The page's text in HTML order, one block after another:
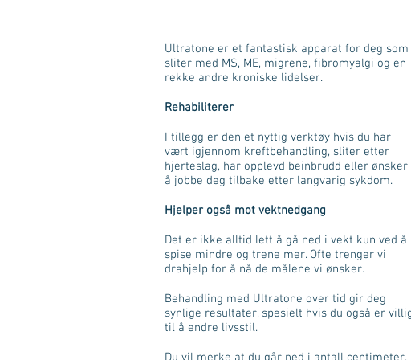
Ultratone er et fantastisk apparat for deg som
sliter med MS, ME, migrene, fibromyalgi og en
rekke andre kroniske lidelser.
Rehabiliterer
I tillegg er den et nyttig verktøy hvis du har
vært igjennom kreftbehandling, sliter etter
hjerteslag, har opplevd beinbrudd eller ønsker
å jobbe deg tilbake etter langvarig sykdom.
Hjelper også mot vektnedgang
Det er ikke alltid lett å gå ned i vekt kun ved å
spise mindre og trene mer. Ofte trenger vi
drahjelp for å nå de målene vi ønsker.
Behandling med Ultratone over tid gir deg
synlige resultater, spesielt hvis du også er
til å endre livsstil.